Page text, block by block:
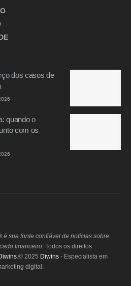
dos casos de
quando o
com os
é sua fonte confiável de notícias sobre
financeiro. Todos os direitos
.© 2025 Diwins - Especialista em
digital.